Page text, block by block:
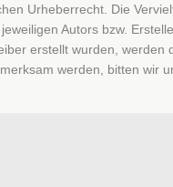
Urheberrecht. Die
Autors bzw.
erstellt wurden,
werden, bitten wir